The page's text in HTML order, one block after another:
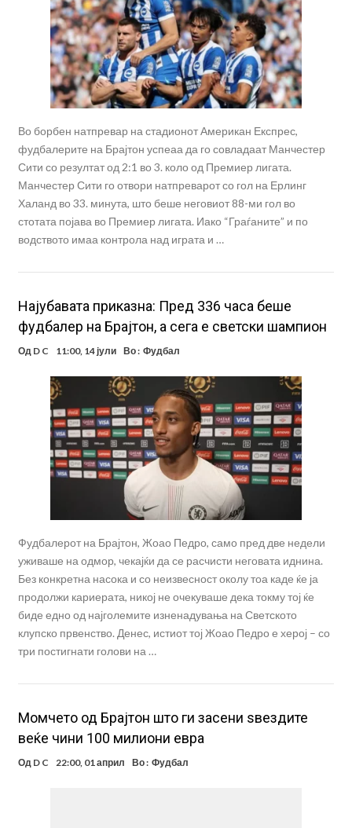
Во борбен натпревар на стадионот Американ Експрес,
фудбалерите на Брајтон успеаа да го совладаат Манчестер
Сити со резултат од 2:1 во 3. коло од Премиер лигата.
Манчестер Сити го отвори натпреварот со гол на Ерлинг
Халанд во 33. минута, што беше неговиот 88-ми гол во
стотата појава во Премиер лигата. Иако “Граѓаните” и по
водството имаа контрола над играта и …
Најубавата приказна: Пред 336 часа беше
фудбалер на Брајтон, а сега е светски шампион
Од D C 11:00, 14 јули Во : Фудбал
Фудбалерот на Брајтон, Жоао Педро, само пред две недели
уживаше на одмор, чекајќи да се расчисти неговата иднина.
Без конкретна насока и со неизвесност околу тоа каде ќе ја
продолжи кариерата, никој не очекуваше дека токму тој ќе
биде едно од најголемите изненадувања на Светското
клупско првенство. Денес, истиот тој Жоао Педро е херој – со
три постигнати голови на …
Момчето од Брајтон што ги засени ѕвездите
веќе чини 100 милиони евра
Од D C 22:00, 01 април Во : Фудбал